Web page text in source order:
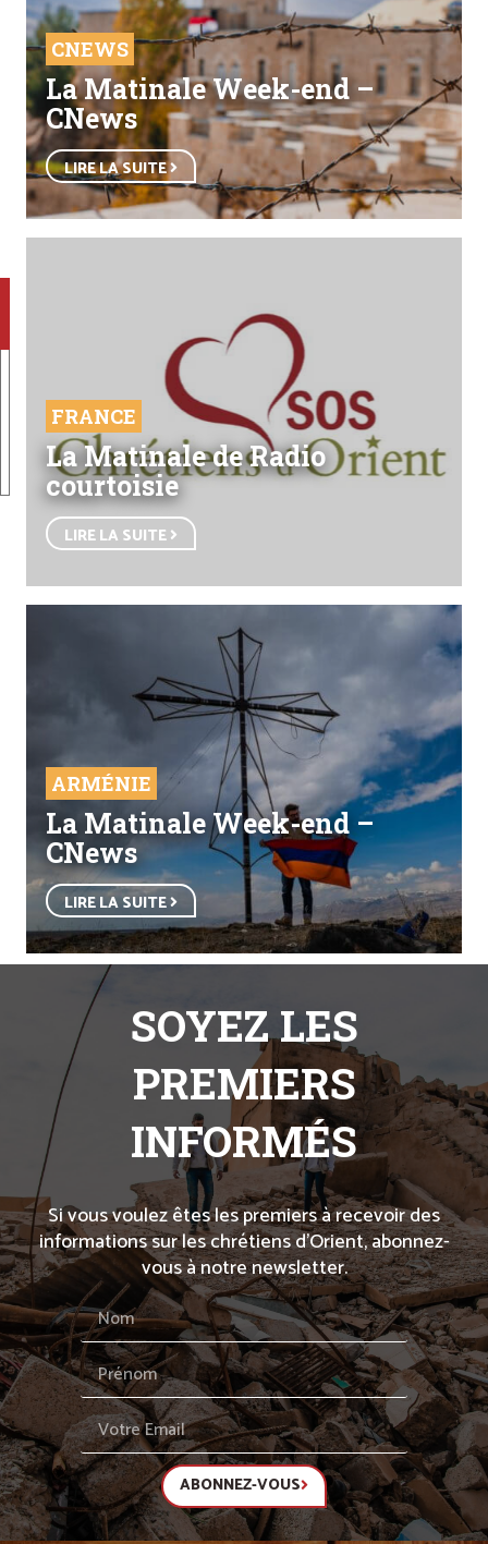
CNEWS
La Matinale Week-end –
CNews
LIRE LA SUITE
FRANCE
La Matinale de Radio
courtoisie
LIRE LA SUITE
ARMÉNIE
La Matinale Week-end –
CNews
LIRE LA SUITE
SOYEZ LES
PREMIERS
INFORMÉS
Si vous voulez êtes les premiers à recevoir des
informations sur les chrétiens d’Orient, abonnez-
vous à notre newsletter.
ABONNEZ-VOUS